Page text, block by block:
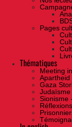
Pages
Thématiques
Meeting
Apartheid
Gaza
Sionisme